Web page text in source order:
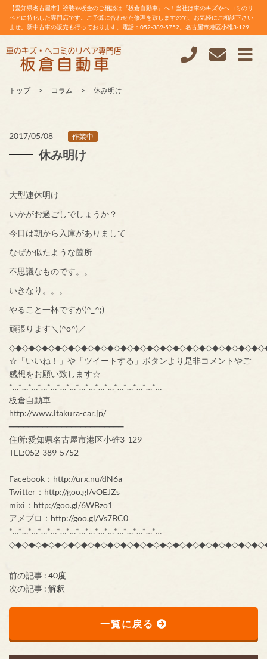
【愛知県名古屋市】塗装や板金のご相談は『板倉自動車』へ！当社は車のキズやヘコミのリ
ペアに特化した専門店です。ご予算に合わせた修理を致しますので、お気軽にご相談下さい
ませ。新中古車の販売も行っております。電話：052-389-5752。名古屋市港区小碓3-129
トップ コラム 休み明け
2017/05/08 作業中
休み明け
大型連休明け
いかがお過ごしでしょうか？
今日は朝から入庫がありまして
なぜか似たような箇所
不思議なものです。。
いきなり。。。
やること一杯ですが(^_^;)
頑張ります＼(^o^)／
☆「いいね！」や「ツイートする」ボタンより是非コメントやご
感想をお願い致します☆
*…*…*…*…*…*…*…*…*…*…*…*…*…*…*…*…
板倉自動車
http://www.itakura-car.jp/
━━━━━━━━━━━━━━━━━━━━━━━━
住所:愛知県名古屋市港区小碓3-129
TEL:052-389-5752
————————————————
Facebook：http://urx.nu/dN6a
Twitter：http://goo.gl/vOEJZs
mixi：http://goo.gl/6WBzo1
アメブロ：http://goo.gl/Vs7BC0
*…*…*…*…*…*…*…*…*…*…*…*…*…*…*…*…
前の記事 : 40度
次の記事 : 解釈
一覧に戻る